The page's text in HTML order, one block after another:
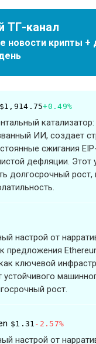
ТГ-канал
новости крипты
$1,914.75+0.49%
ИИ, создает
сжигания
дефляции. Этот
долгосрочный рост,
настрой от
ключевой
рост.
$1.31 -2.57%
настрой от